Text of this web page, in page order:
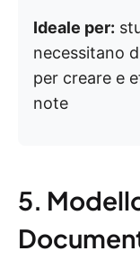
Ideale per:
necessitano
per creare e
note
5.